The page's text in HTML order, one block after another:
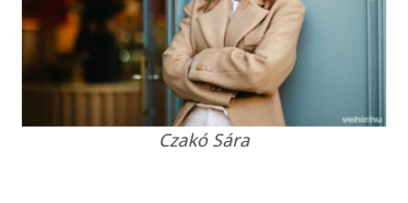
Czakó Sára